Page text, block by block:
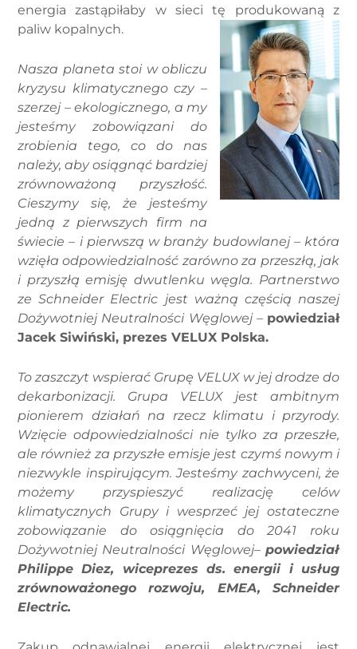
energia zastąpiłaby w sieci tę produkowaną z
paliw kopalnych.
Nasza planeta stoi w obliczu
kryzysu klimatycznego czy –
szerzej – ekologicznego, a my
jesteśmy zobowiązani do
zrobienia tego, co do nas
należy, aby osiągnąć bardziej
zrównoważoną przyszłość.
Cieszymy się, że jesteśmy
jedną z pierwszych firm na
świecie – i pierwszą w branży budowlanej – która
wzięła odpowiedzialność zarówno za przeszłą, jak
i przyszłą emisję dwutlenku węgla. Partnerstwo
ze Schneider Electric jest ważną częścią naszej
Dożywotniej Neutralności Węglowej – powiedział
Jacek Siwiński, prezes VELUX Polska.
To zaszczyt wspierać Grupę VELUX w jej drodze do
dekarbonizacji. Grupa VELUX jest ambitnym
pionierem działań na rzecz klimatu i przyrody.
Wzięcie odpowiedzialności nie tylko za przeszłe,
ale również za przyszłe emisje jest czymś nowym i
niezwykle inspirującym. Jesteśmy zachwyceni, że
możemy przyspieszyć realizację celów
klimatycznych Grupy i wesprzeć jej ostateczne
zobowiązanie do osiągnięcia do 2041 roku
Dożywotniej Neutralności Węglowej–powiedział
Philippe Diez, wiceprezes ds. energii i usług
zrównoważonego rozwoju, EMEA, Schneider
Electric.